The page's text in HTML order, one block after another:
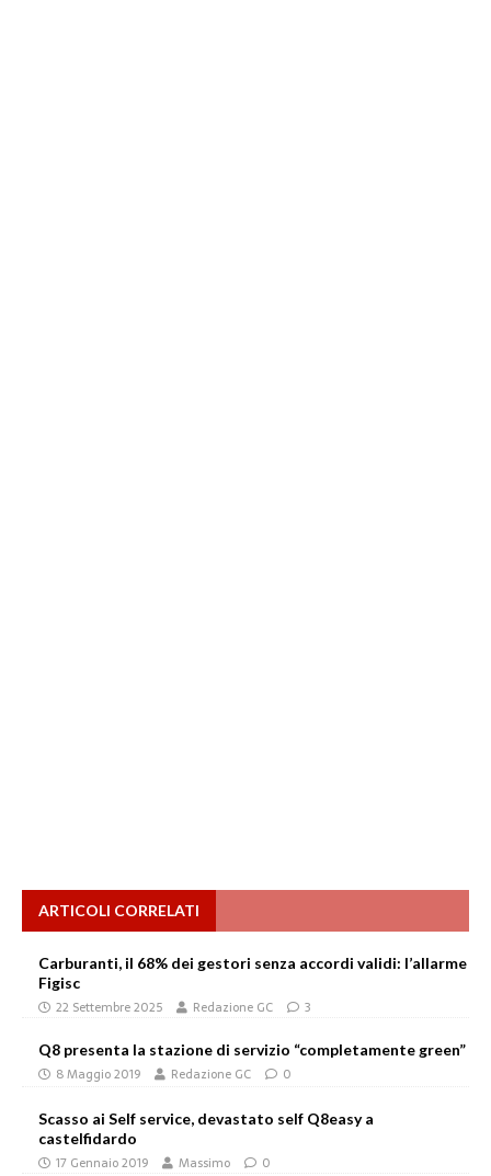
ARTICOLI CORRELATI
Carburanti, il 68% dei gestori senza accordi validi: l’allarme
Figisc
22 Settembre 2025 Redazione GC 3
Q8 presenta la stazione di servizio “completamente green”
8 Maggio 2019 Redazione GC 0
Scasso ai Self service, devastato self Q8easy a
castelfidardo
17 Gennaio 2019 Massimo 0